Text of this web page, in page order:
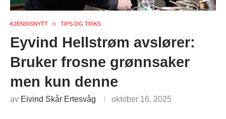
KJENDISNYTT TIPS OG TRIKS
Eyvind Hellstrøm avslører:
Bruker frosne grønnsaker
men kun denne
av Eivind Skår Ertesvåg oktober 16, 2025